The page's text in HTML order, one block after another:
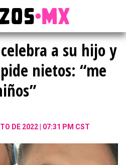
a su hijo y
nietos: “me
DE 2022 | 07:31 PM CST